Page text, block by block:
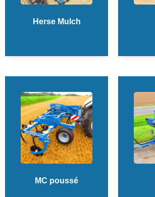
Herse Mulch
MC poussé